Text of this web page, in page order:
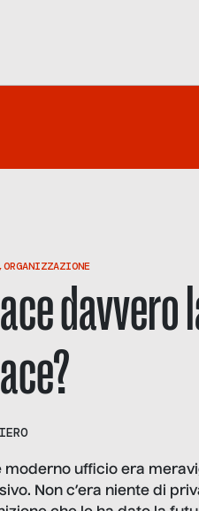
,ORGANIZZAZIONE
davvero
moderno ufficio era
Non c’era niente di